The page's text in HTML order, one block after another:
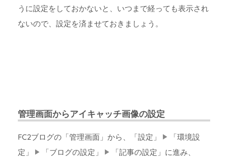
うに設定をしておかないと、いつまで経っても表示され
ないので、設定を済ませておきましょう。
管理画面からアイキャッチ画像の設定
FC2ブログの「管理画面」から、「設定」
「環境設
定」
「ブログの設定」
「記事の設定」に進み、